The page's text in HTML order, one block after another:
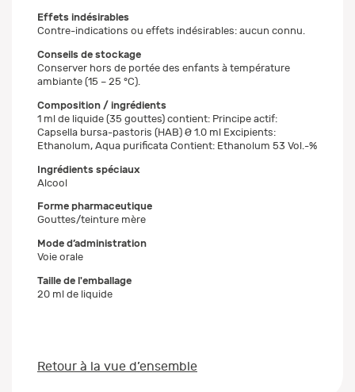
Effets indésirables
Contre-indications ou effets indésirables: aucun connu.
Conseils de stockage
Conserver hors de portée des enfants à température
ambiante (15 – 25 °C).
Composition / ingrédients
1 ml de liquide (35 gouttes) contient: Principe actif:
Capsella bursa-pastoris (HAB) Ø 1.0 ml Excipients:
Ethanolum, Aqua purificata Contient: Ethanolum 53 Vol.-%
Ingrédients spéciaux
Alcool
Forme pharmaceutique
Gouttes/teinture mère
Mode d’administration
Voie orale
Taille de l'emballage
20 ml de liquide
Retour à la vue d’ensemble